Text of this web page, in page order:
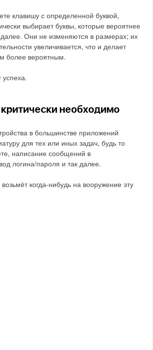
клавишу с определенной буквой,
выбирает буквы, которые вероятнее
Они не изменяются в размерах; их
увеличивается, что и делает
более вероятным.
успеха.
необходимо
в большинстве приложений
для тех или иных задач, будь то
написание сообщений в
логина/пароля и так далее.
когда-нибудь на вооружение эту